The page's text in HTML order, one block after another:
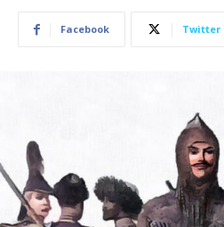
Facebook Twitter